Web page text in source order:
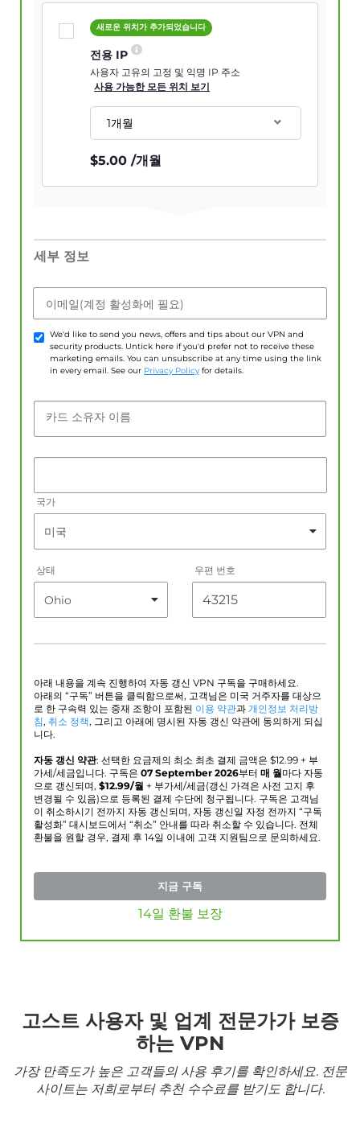
새로운 위치가 추가되었습니다
전용 IP
사용자 고유의 고정 및 익명 IP 주소
사용 가능한 모든 위치 보기
1개월
$5.00 /개월
세부 정보
이메일(계정 활성화에 필요)
We'd like to send you news, offers and tips about our VPN and
security products. Untick here if you'd prefer not to receive these
marketing emails. You can unsubscribe at any time using the link
in every email. See our Privacy Policy for details.
카드 소유자 이름
국가
상태 우편 번호
아래 내용을 계속 진행하여 자동 갱신 VPN 구독을 구매하세요.
아래의 “구독” 버튼을 클릭함으로써, 고객님은 미국 거주자를 대상으
로 한 구속력 있는 중재 조항이 포함된 이용 약관과 개인정보 처리방
침, 취소 정책, 그리고 아래에 명시된 자동 갱신 약관에 동의하게 되십
니다.
자동 갱신 약관: 선택한 요금제의 최소 최초 결제 금액은 $12.99 + 부
가세/세금입니다. 구독은 07 September 2026부터 매 월마다 자동
으로 갱신되며, $12.99/월 + 부가세/세금(갱신 가격은 사전 고지 후
변경될 수 있음)으로 등록된 결제 수단에 청구됩니다. 구독은 고객님
이 취소하시기 전까지 자동 갱신되며, 자동 갱신일 자정 전까지 “구독
활성화” 대시보드에서 “취소” 안내를 따라 취소할 수 있습니다. 전체
환불을 원할 경우, 결제 후 14일 이내에 고객 지원팀으로 문의하세요.
지금 구독
14일 환불 보장
고스트 사용자 및 업계 전문가가 보증
하는 VPN
가장 만족도가 높은 고객들의 사용 후기를 확인하세요. 전문
사이트는 저희로부터 추천 수수료를 받기도 합니다.